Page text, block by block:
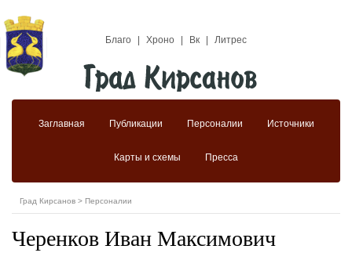
Благо Хроно Вк Литрес
Заглавная Публикации Персоналии Источники
Карты и схемы Пресса
Град Кирсанов > Персоналии
Черенков Иван Максимович